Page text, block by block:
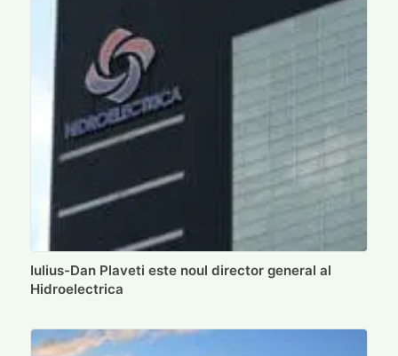
Iulius-Dan Plaveti este noul director general al
Hidroelectrica